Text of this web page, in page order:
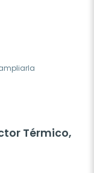
Térmico,